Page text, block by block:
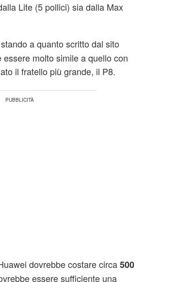
Lite (5 pollici) sia dalla Max
a quanto scritto dal sito
molto simile a quello con
il fratello più grande, il P8.
dovrebbe costare circa500
essere sufficiente una